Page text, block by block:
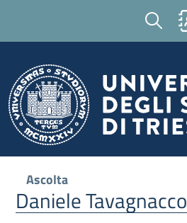
Cerca
Ascolta
Daniele Tavagnacco